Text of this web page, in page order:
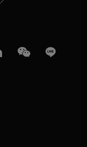
linkedInWeChatLine